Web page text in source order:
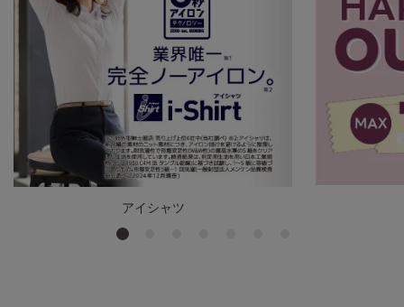
アイシャツ